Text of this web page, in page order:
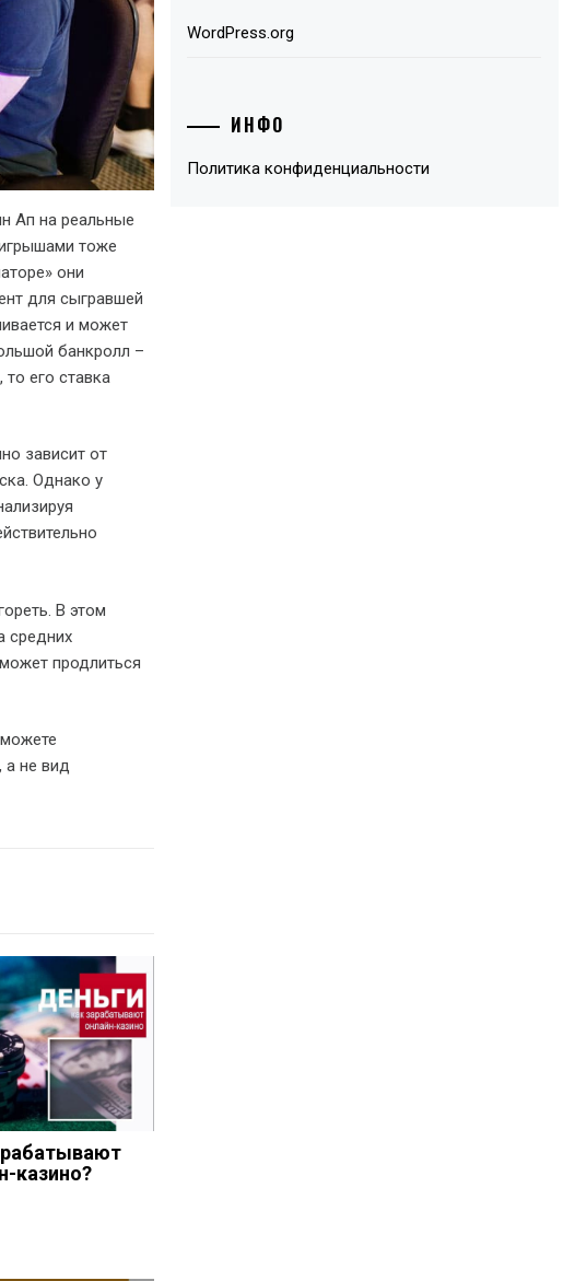
Ап на реальные
тоже
они
для сыгравшей
и может
банкролл –
его ставка
зависит от
Однако у
В этом
средних
продлиться
а не вид
казино?
WordPress.org
ИНФО
Политика конфиденциальности